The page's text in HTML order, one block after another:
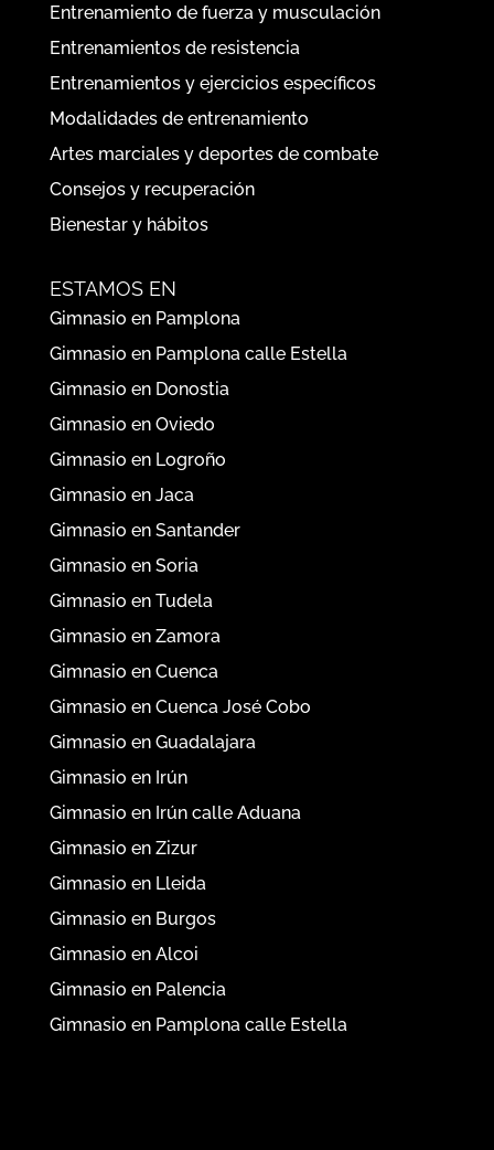
Entrenamiento de fuerza y musculación
Entrenamientos de resistencia
Entrenamientos y ejercicios específicos
Modalidades de entrenamiento
Artes marciales y deportes de combate
Consejos y recuperación
Bienestar y hábitos
ESTAMOS EN
Gimnasio en Pamplona
Gimnasio en Pamplona calle Estella
Gimnasio en Donostia
Gimnasio en Oviedo
Gimnasio en Logroño
Gimnasio en Jaca
Gimnasio en Santander
Gimnasio en Soria
Gimnasio en Tudela
Gimnasio en Zamora
Gimnasio en Cuenca
Gimnasio en Cuenca José Cobo
Gimnasio en Guadalajara
Gimnasio en Irún
Gimnasio en Irún calle Aduana
Gimnasio en Zizur
Gimnasio en Lleida
Gimnasio en Burgos
Gimnasio en Alcoi
Gimnasio en Palencia
Gimnasio en Pamplona calle Estella